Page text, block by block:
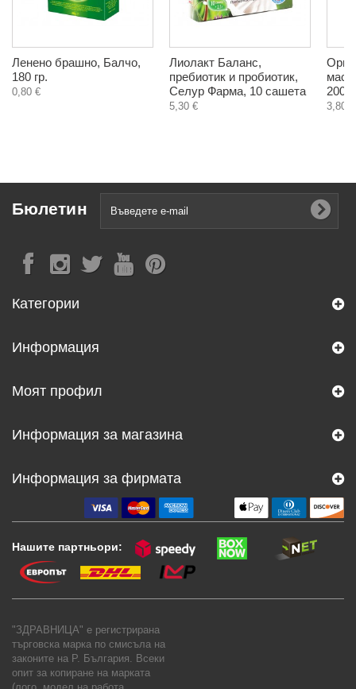
Ленено брашно, Балчо,
180 гр.
0,80 €
Лиолакт Баланс,
пребиотик и пробиотик,
Селур Фарма, 10 сашета
5,30 €
200
3,80 €
Бюлетин
Категории
Информация
Моят профил
Информация за магазина
Информация за фирмата
Нашите партньори:
"ЗДРАВНИЦА" е регистрирана
търговска марка по смисъла на
законите на Р. България. Всеки
опит за копиране на марката